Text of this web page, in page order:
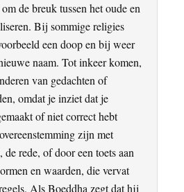
de breuk tussen het oude en
Bij sommige religies
een doop en bij weer
naam. Tot inkeer komen,
van gedachten of
omdat je inziet dat je
of niet correct hebt
zijn met
rede, of door een toets aan
en waarden, die vervat
Als Boeddha zegt dat hij